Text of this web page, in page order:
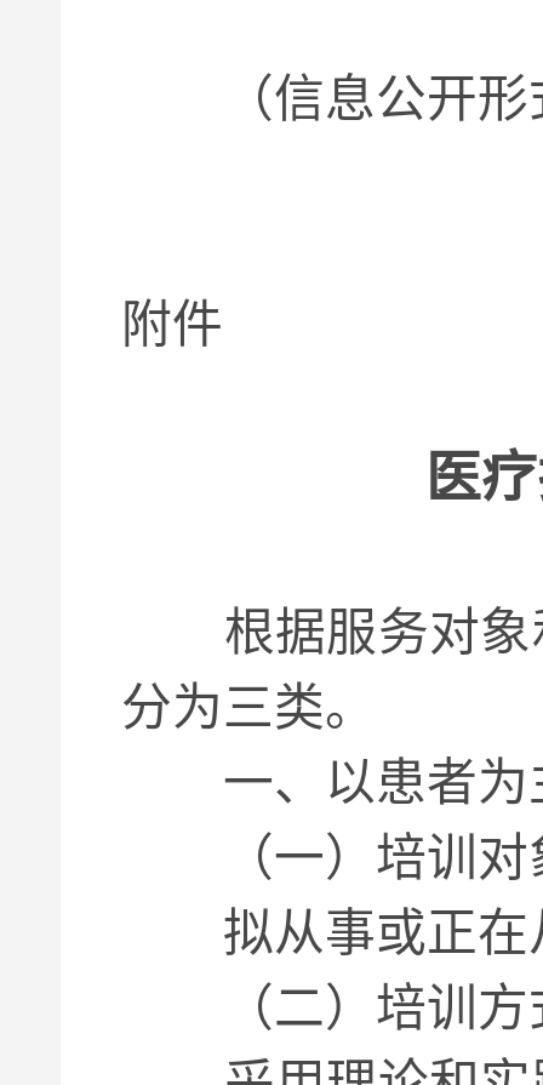
（信息公开形
附件
医
根据服务对象
分为三类。
一、以患者为
（一）培训对
拟从事或正在
（二）培训方